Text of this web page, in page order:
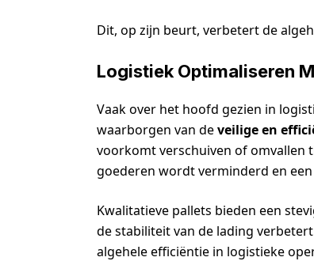
Dit, op zijn beurt, verbetert de
Logistiek Optimaliseren
Vaak over het hoofd gezien in
waarborgen van deveilige en
voorkomt verschuiven of omvallen
goederen wordt verminderd en
Kwalitatieve pallets bieden een
de stabiliteit van de lading
algehele efficiëntie in logistieke